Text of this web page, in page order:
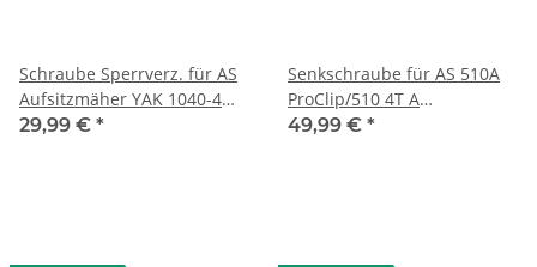
Schraube Sperrverz. für AS
Aufsitzmäher YAK 1040-4
WD
29,99 € *
Senkschraube für AS 510A
ProClip/510 4T A
Rasenmäher
49,99 € *